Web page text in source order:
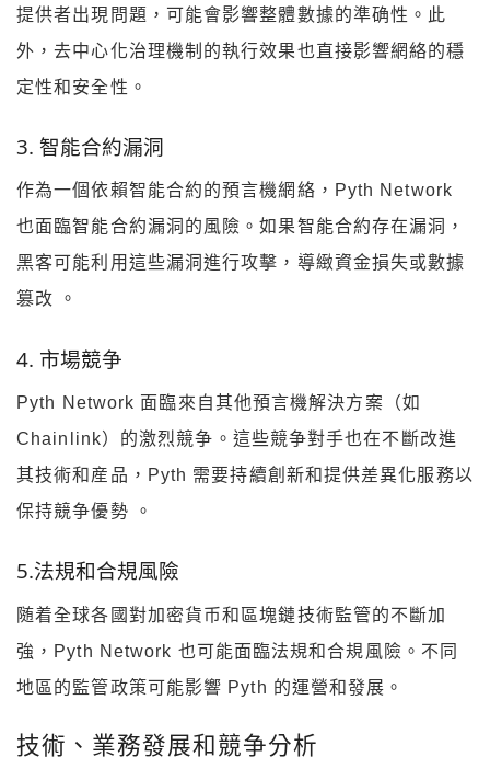
提供者出現問題，可能會影響整體數據的準确性。此
外，去中心化治理機制的執行效果也直接影響網絡的穩
定性和安全性。
3. 智能合約漏洞
作為一個依賴智能合約的預言機網絡，Pyth Network
也面臨智能合約漏洞的風險。如果智能合約存在漏洞，
黑客可能利用這些漏洞進行攻擊，導緻資金損失或數據
篡改 。
4. 市場競争
Pyth Network 面臨來自其他預言機解決方案（如
Chainlink）的激烈競争。這些競争對手也在不斷改進
其技術和産品，Pyth 需要持續創新和提供差異化服務以
保持競争優勢 。
5.法規和合規風險
随着全球各國對加密貨币和區塊鏈技術監管的不斷加
強，Pyth Network 也可能面臨法規和合規風險。不同
地區的監管政策可能影響 Pyth 的運營和發展。
技術、業務發展和競争分析